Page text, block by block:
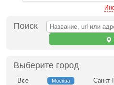
Поиск
Выберите город
Все Москва Санкт-